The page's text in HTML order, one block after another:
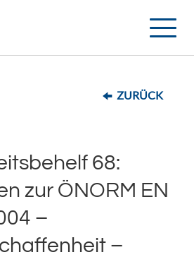
Toggle
ZURÜCK
68:
zur ÖNORM EN
–
–